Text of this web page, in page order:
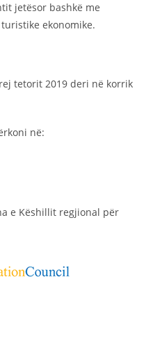
jetësor bashkë me
ekonomike.
tetorit 2019 deri në korrik
në:
e Këshillit regjional për